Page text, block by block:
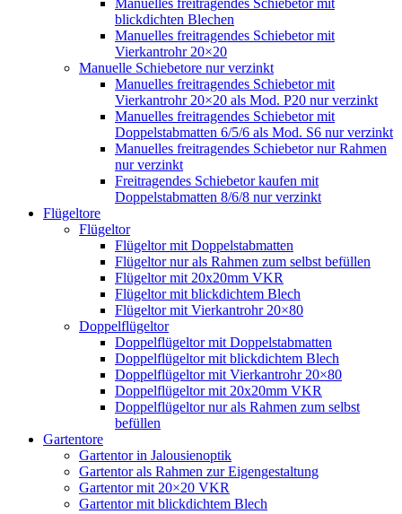
Manuelles freitragendes Schiebetor mit
blickdichten Blechen
Manuelles freitragendes Schiebetor mit
Vierkantrohr 20×20
Manuelle Schiebetore nur verzinkt
Manuelles freitragendes Schiebetor mit
Vierkantrohr 20×20 als Mod. P20 nur verzinkt
Manuelles freitragendes Schiebetor mit
Doppelstabmatten 6/5/6 als Mod. S6 nur verzinkt
Manuelles freitragendes Schiebetor nur Rahmen
nur verzinkt
Freitragendes Schiebetor kaufen mit
Doppelstabmatten 8/6/8 nur verzinkt
Flügeltore
Flügeltor
Flügeltor mit Doppelstabmatten
Flügeltor nur als Rahmen zum selbst befüllen
Flügeltor mit 20x20mm VKR
Flügeltor mit blickdichtem Blech
Flügeltor mit Vierkantrohr 20×80
Doppelflügeltor
Doppelflügeltor mit Doppelstabmatten
Doppelflügeltor mit blickdichtem Blech
Doppelflügeltor mit Vierkantrohr 20×80
Doppelflügeltor mit 20x20mm VKR
Doppelflügeltor nur als Rahmen zum selbst
befüllen
Gartentore
Gartentor in Jalousienoptik
Gartentor als Rahmen zur Eigengestaltung
Gartentor mit 20×20 VKR
Gartentor mit blickdichtem Blech